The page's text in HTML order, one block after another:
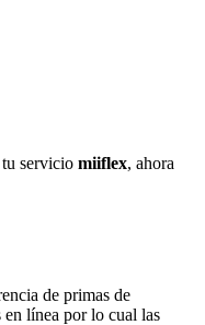
servicio miiflex, ahora
de primas de
en línea por lo cual las